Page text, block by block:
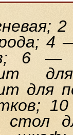
6 —
для